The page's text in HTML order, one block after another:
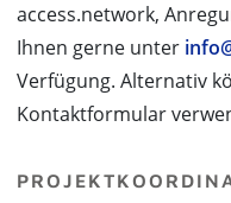
access.network,
Ihnen gerne unter
Verfügung. Alternativ
Kontaktformular